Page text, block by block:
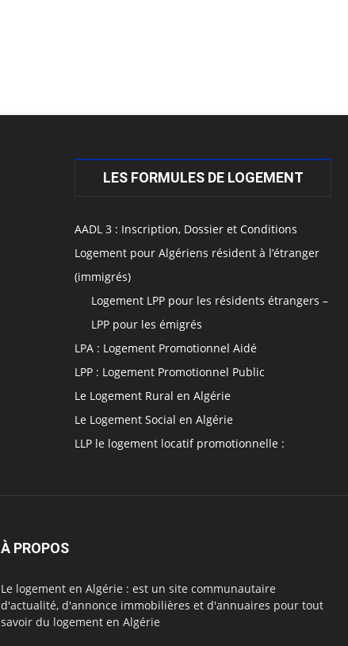
LES FORMULES DE LOGEMENT
AADL 3 : Inscription, Dossier et Conditions
Logement pour Algériens résident à l’étranger
(immigrés)
Logement LPP pour les résidents étrangers –
LPP pour les émigrés
LPA : Logement Promotionnel Aidé
LPP : Logement Promotionnel Public
Le Logement Rural en Algérie
Le Logement Social en Algérie
LLP le logement locatif promotionnelle :
À PROPOS
Le logement en Algérie : est un site communautaire
d'actualité, d'annonce immobilières et d'annuaires pour tout
savoir du logement en Algérie